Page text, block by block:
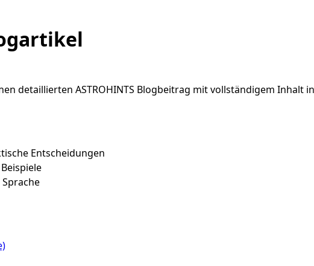
detaillierten ASTROHINTS Blogbeitrag mit vollständigem Inhalt
Entscheidungen